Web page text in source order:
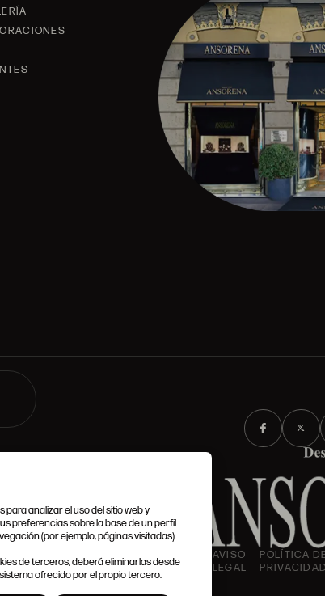
GENERALES
AVISO
LEGAL
POLÍTICA
PRIVACIDAD
analizar el uso del sitio web y
preferencias sobre la base de un perfil
(por ejemplo, páginas visitadas).
de terceros, deberá eliminarlas desde
ofrecido por el propio tercero.